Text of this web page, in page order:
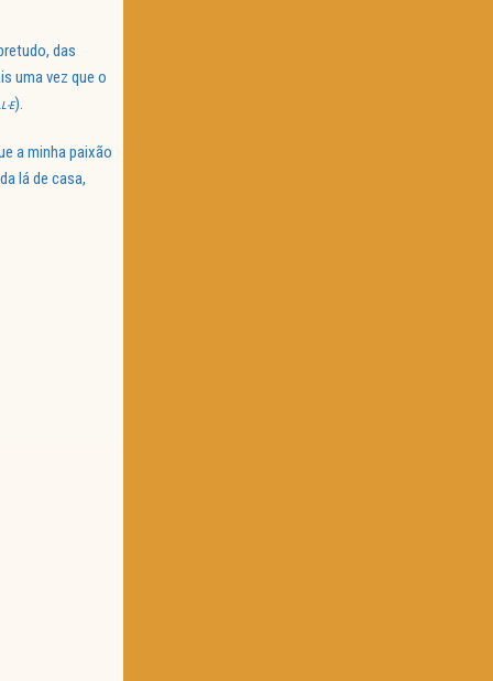
das
uma vez que o
E).
a minha paixão
lá de casa,